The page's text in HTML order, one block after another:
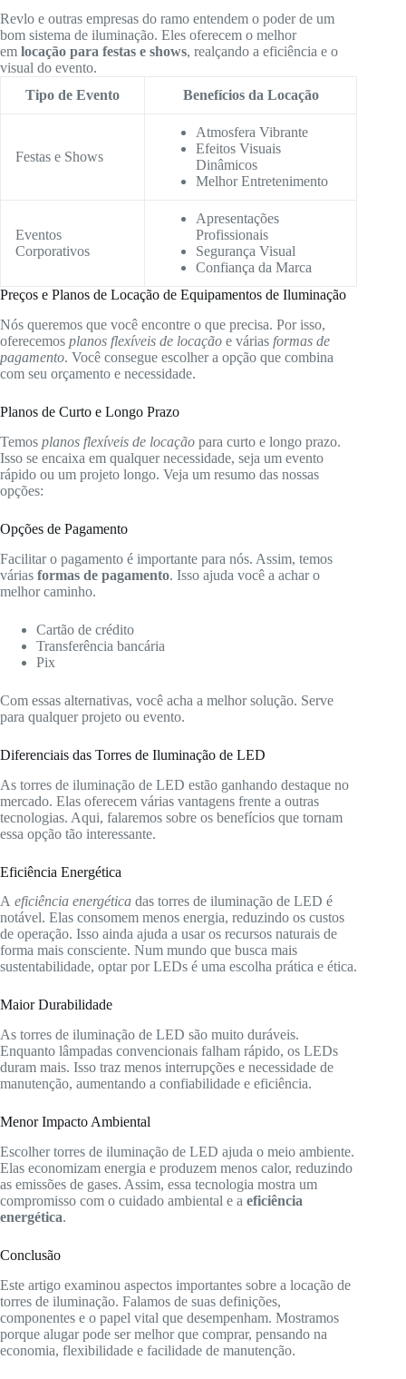
Revlo e outras empresas do ramo entendem o poder de um
bom sistema de iluminação. Eles oferecem o melhor
em locação para festas e shows, realçando a eficiência e o
visual do evento.
Tipo de Evento
Benefícios da Locação
Festas e Shows
Atmosfera Vibrante
Efeitos Visuais
Dinâmicos
Melhor Entretenimento
Eventos
Corporativos
Apresentações
Profissionais
Segurança Visual
Confiança da Marca
Preços e Planos de Locação de Equipamentos de Iluminação
Nós queremos que você encontre o que precisa. Por isso,
oferecemos planos flexíveis de locação e várias formas de
pagamento. Você consegue escolher a opção que combina
com seu orçamento e necessidade.
Planos de Curto e Longo Prazo
Temos planos flexíveis de locação para curto e longo prazo.
Isso se encaixa em qualquer necessidade, seja um evento
rápido ou um projeto longo. Veja um resumo das nossas
opções:
Opções de Pagamento
Facilitar o pagamento é importante para nós. Assim, temos
várias formas de pagamento. Isso ajuda você a achar o
melhor caminho.
Cartão de crédito
Transferência bancária
Pix
Com essas alternativas, você acha a melhor solução. Serve
para qualquer projeto ou evento.
Diferenciais das Torres de Iluminação de LED
As torres de iluminação de LED estão ganhando destaque no
mercado. Elas oferecem várias vantagens frente a outras
tecnologias. Aqui, falaremos sobre os benefícios que tornam
essa opção tão interessante.
Eficiência Energética
A eficiência energética das torres de iluminação de LED é
notável. Elas consomem menos energia, reduzindo os custos
de operação. Isso ainda ajuda a usar os recursos naturais de
forma mais consciente. Num mundo que busca mais
sustentabilidade, optar por LEDs é uma escolha prática e ética.
Maior Durabilidade
As torres de iluminação de LED são muito duráveis.
Enquanto lâmpadas convencionais falham rápido, os LEDs
duram mais. Isso traz menos interrupções e necessidade de
manutenção, aumentando a confiabilidade e eficiência.
Menor Impacto Ambiental
Escolher torres de iluminação de LED ajuda o meio ambiente.
Elas economizam energia e produzem menos calor, reduzindo
as emissões de gases. Assim, essa tecnologia mostra um
compromisso com o cuidado ambiental e a eficiência
energética.
Conclusão
Este artigo examinou aspectos importantes sobre a locação de
torres de iluminação. Falamos de suas definições,
componentes e o papel vital que desempenham. Mostramos
porque alugar pode ser melhor que comprar, pensando na
economia, flexibilidade e facilidade de manutenção.